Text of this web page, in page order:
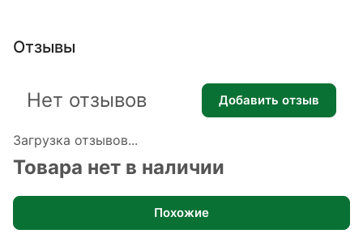
Отзывы
Загрузка отзывов...
Нет отзывов Добавить отзыв
Товара нет в наличии
Похожие